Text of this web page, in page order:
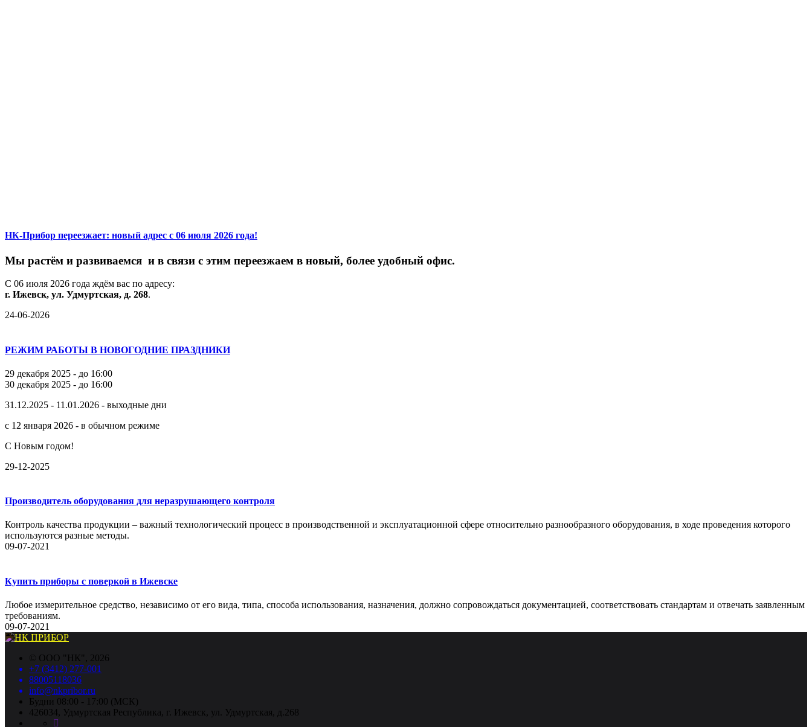
НК-Прибор переезжает: новый адрес с 06 июля 2026 года!
Мы растём и развиваемся и в связи с этим переезжаем в новый, более удобный офис.
С 06 июля 2026 года ждём вас по адресу:
г. Ижевск, ул. Удмуртская, д. 268.
24-06-2026
РЕЖИМ РАБОТЫ В НОВОГОДНИЕ ПРАЗДНИКИ
29 декабря 2025 - до 16:00
30 декабря 2025 - до 16:00
31.12.2025 - 11.01.2026 - выходные дни
с 12 января 2026 - в обычном режиме
С Новым годом!
29-12-2025
Производитель оборудования для неразрушающего контроля
Контроль качества продукции – важный технологический процесс в производственной и эксплуатационной сфере относительно разнообразного оборудования, в ходе проведения которого
используются разные методы.
09-07-2021
Купить приборы с поверкой в Ижевске
Любое измерительное средство, независимо от его вида, типа, способа использования, назначения, должно сопровождаться документацией, соответствовать стандартам и отвечать заявленным
требованиям.
09-07-2021
© ООО "НК", 2026
+7 (3412) 277-001
88005118036
info@nkpribor.ru
Будни 08:00 - 17:00 (МСК)
426034, Удмуртская Республика, г. Ижевск, ул. Удмуртская, д.268